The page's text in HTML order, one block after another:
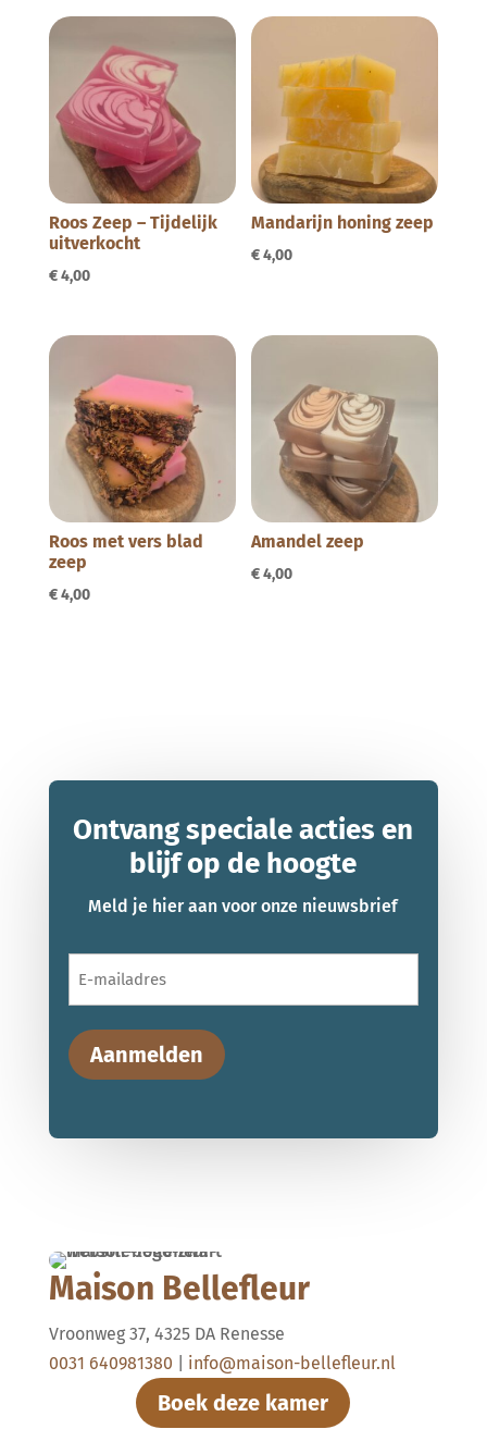
Roos Zeep – Tijdelijk
uitverkocht
€4,00
Mandarijn honing zeep
€4,00
Roos met vers blad
zeep
€4,00
Amandel zeep
€4,00
Ontvang speciale acties en
blijf op de hoogte
Meld je hier aan voor onze nieuwsbrief
Aanmelden
Maison Bellefleur
Vroonweg 37, 4325 DA Renesse
0031 640981380
info@maison-bellefleur.nl
Boek deze kamer